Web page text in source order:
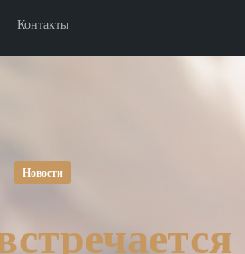
Контакты
Новости